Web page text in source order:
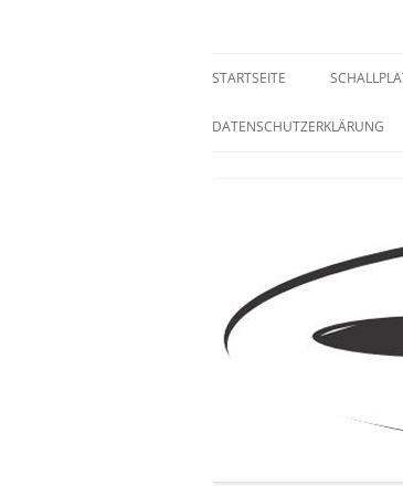
STARTSEITE
DATENSCHUTZERKLÄRUNG